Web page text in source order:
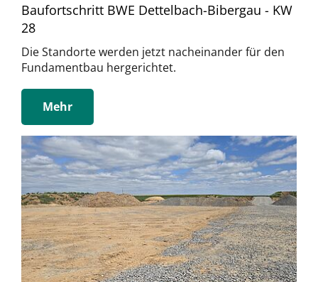
Baufortschritt BWE Dettelbach-Bibergau - KW
28
Die Standorte werden jetzt nacheinander für den
Fundamentbau hergerichtet.
Mehr